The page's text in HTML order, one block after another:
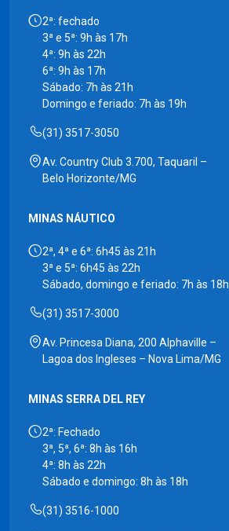
2ª: fechado
3ª e 5ª: 9h às 17h
4ª: 9h às 22h
6ª: 9h às 17h
Sábado: 7h às 21h
Domingo e feriado: 7h às 19h
(31) 3517-3050
Av. Country Club 3.700, Taquaril –
Belo Horizonte/MG
MINAS NÁUTICO
2ª, 4ª e 6ª: 6h45 às 21h
3ª e 5ª: 6h45 às 22h
Sábado, domingo e feriado: 7h às 18h
(31) 3517-3000
Av. Princesa Diana, 200 Alphaville –
Lagoa dos Ingleses – Nova Lima/MG
MINAS SERRA DEL REY
2ª: Fechado
3ª, 5ª, 6ª: 8h às 16h
4ª: 8h às 22h
Sábado e domingo: 8h às 18h
(31) 3516-1000